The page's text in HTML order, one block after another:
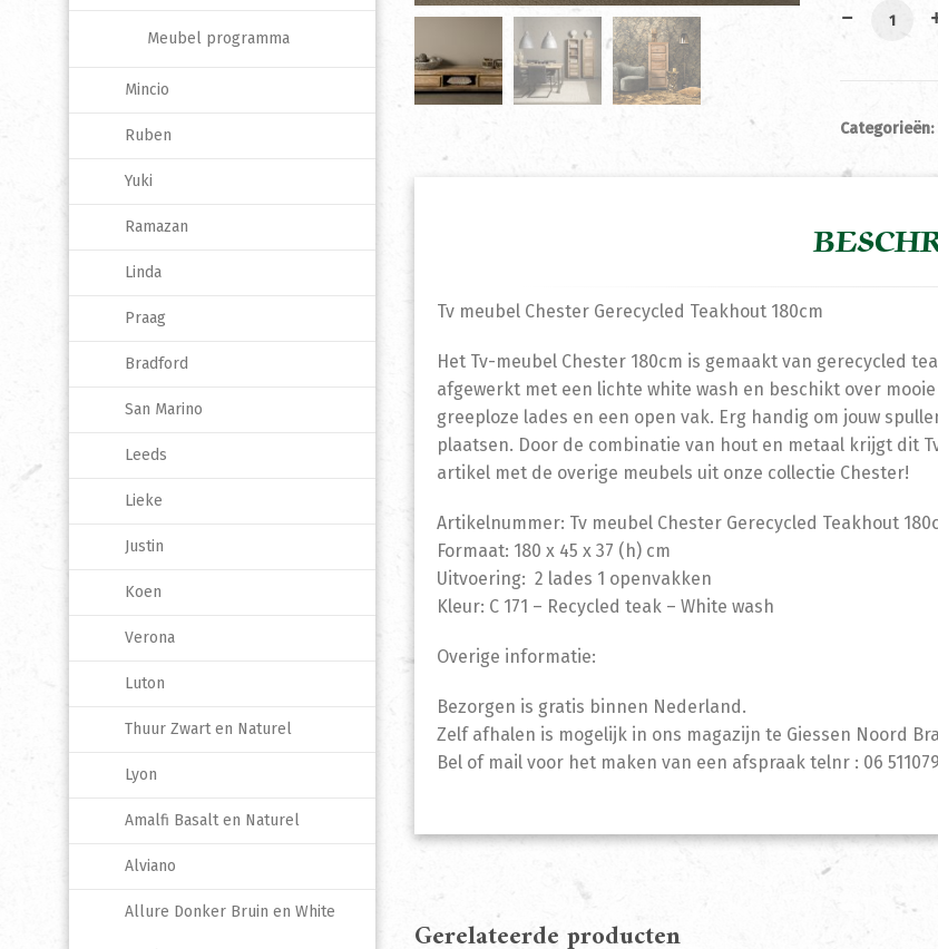
Tv
Categorieën:
Tv meubel Chester Gerecycled Teakhout 180cm
Het Tv-meubel Chester 180cm is gemaakt van gerecycled
afgewerkt met een lichte white wash en beschikt over
greeploze lades en een open vak. Erg handig om jouw
plaatsen. Door de combinatie van hout en metaal krijgt dit
artikel met de overige meubels uit onze collectie Chester!
Artikelnummer: Tv meubel Chester Gerecycled Teakhout
Formaat: 180 x 45 x 37 (h) cm
Uitvoering: 2 lades 1 openvakken
Kleur: C 171 – Recycled teak – White wash
Overige informatie:
Bezorgen is gratis binnen Nederland.
Zelf afhalen is mogelijk in ons magazijn te Giessen Noord
Bel of mail voor het maken van een afspraak telnr : 06
Gerelateerde producten
Meubel programma
Mincio
Ruben
Yuki
Ramazan
Linda
Praag
Bradford
San Marino
Leeds
Lieke
Justin
Koen
Verona
Luton
Thuur Zwart en Naturel
Lyon
Amalfi Basalt en Naturel
Alviano
Allure Donker Bruin en White